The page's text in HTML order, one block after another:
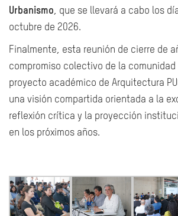
Urbanismo, que se llevará a cabo los
octubre de 2026.
Finalmente, esta reunión de cierre de
compromiso colectivo de la
proyecto académico de Arquitectura
una visión compartida orientada a la
reflexión crítica y la proyección
en los próximos años.